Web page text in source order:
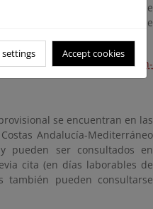
terrestre y de su zona de
las alegaciones que
dirigirse por e-mail a:bzn-
se encuentran en las
Andalucía-Mediterráneo
pueden ser consultados en
cita (en días laborables de
también pueden consultarse
settings Accept cookies